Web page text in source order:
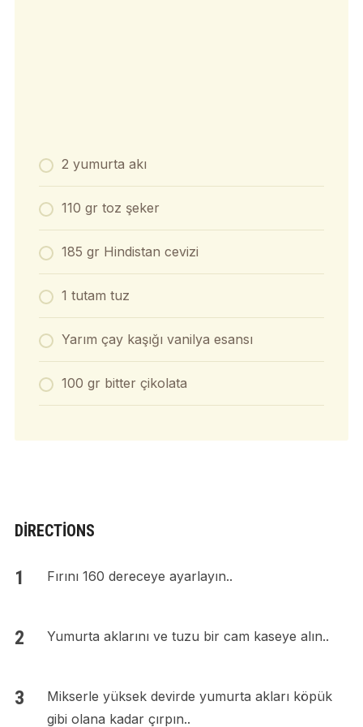
2 yumurta akı
110 gr toz şeker
185 gr Hindistan cevizi
1 tutam tuz
Yarım çay kaşığı vanilya esansı
100 gr bitter çikolata
DIRECTIONS
Fırını 160 dereceye ayarlayın..
Yumurta aklarını ve tuzu bir cam kaseye alın..
Mikserle yüksek devirde yumurta akları köpük
gibi olana kadar çırpın..